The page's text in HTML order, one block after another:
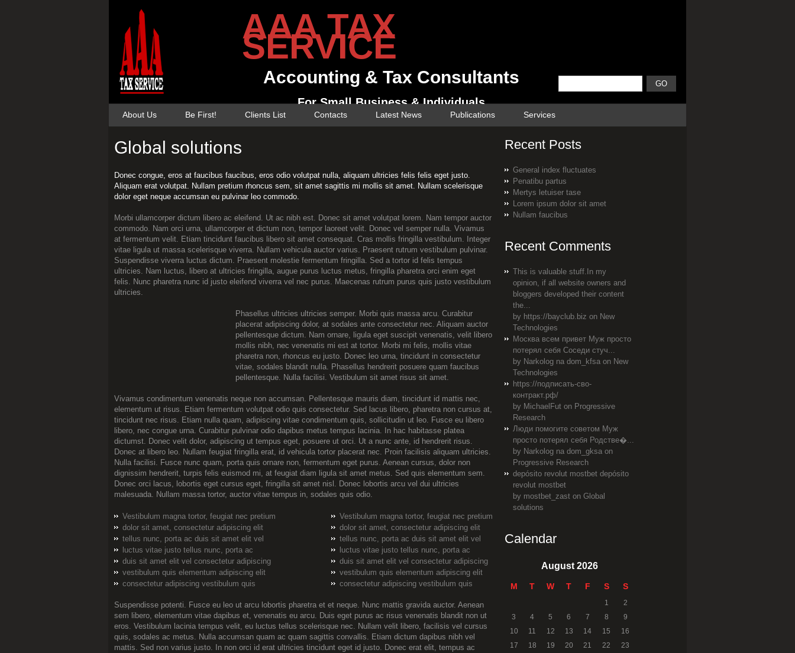
AAA TAX
SERVICE
Accounting & Tax Consultants
For Small Business & Individuals
About Us Be First! Clients List Contacts Latest News Publications Services
Global solutions
Donec congue, eros at faucibus faucibus, eros odio volutpat nulla, aliquam ultricies felis felis eget justo.
Aliquam erat volutpat. Nullam pretium rhoncus sem, sit amet sagittis mi mollis sit amet. Nullam scelerisque
dolor eget neque accumsan eu pulvinar leo commodo.
Morbi ullamcorper dictum libero ac eleifend. Ut ac nibh est. Donec sit amet volutpat lorem. Nam tempor auctor
commodo. Nam orci urna, ullamcorper et dictum non, tempor laoreet velit. Donec vel semper nulla. Vivamus
at fermentum velit. Etiam tincidunt faucibus libero sit amet consequat. Cras mollis fringilla vestibulum. Integer
vitae ligula ut massa scelerisque viverra. Nullam vehicula auctor varius. Praesent rutrum vestibulum pulvinar.
Suspendisse viverra luctus dictum. Praesent molestie fermentum fringilla. Sed a tortor id felis tempus
ultricies. Nam luctus, libero at ultricies fringilla, augue purus luctus metus, fringilla pharetra orci enim eget
felis. Nunc pharetra nunc id justo eleifend viverra vel nec purus. Maecenas rutrum purus quis justo vestibulum
ultricies.
Phasellus ultricies ultricies semper. Morbi quis massa arcu. Curabitur
placerat adipiscing dolor, at sodales ante consectetur nec. Aliquam auctor
pellentesque dictum. Nam ornare, ligula eget suscipit venenatis, velit libero
mollis nibh, nec venenatis mi est at tortor. Morbi mi felis, mollis vitae
pharetra non, rhoncus eu justo. Donec leo urna, tincidunt in consectetur
vitae, sodales blandit nulla. Phasellus hendrerit posuere quam faucibus
pellentesque. Nulla facilisi. Vestibulum sit amet risus sit amet.
Vivamus condimentum venenatis neque non accumsan. Pellentesque mauris diam, tincidunt id mattis nec,
elementum ut risus. Etiam fermentum volutpat odio quis consectetur. Sed lacus libero, pharetra non cursus at,
tincidunt nec risus. Etiam nulla quam, adipiscing vitae condimentum quis, sollicitudin ut leo. Fusce eu libero
libero, nec congue urna. Curabitur pulvinar odio dapibus metus tempus lacinia. In hac habitasse platea
dictumst. Donec velit dolor, adipiscing ut tempus eget, posuere ut orci. Ut a nunc ante, id hendrerit risus.
Donec at libero leo. Nullam feugiat fringilla erat, id vehicula tortor placerat nec. Proin facilisis aliquam ultricies.
Nulla facilisi. Fusce nunc quam, porta quis ornare non, fermentum eget purus. Aenean cursus, dolor non
dignissim hendrerit, turpis felis euismod mi, at feugiat diam ligula sit amet metus. Sed quis elementum sem.
Donec orci lacus, lobortis eget cursus eget, fringilla sit amet nisl. Donec lobortis arcu vel dui ultricies
malesuada. Nullam massa tortor, auctor vitae tempus in, sodales quis odio.
Vestibulum magna tortor, feugiat nec pretium
dolor sit amet, consectetur adipiscing elit
tellus nunc, porta ac duis sit amet elit vel
luctus vitae justo tellus nunc, porta ac
duis sit amet elit vel consectetur adipiscing
vestibulum quis elementum adipiscing elit
consectetur adipiscing vestibulum quis
Vestibulum magna tortor, feugiat nec pretium
dolor sit amet, consectetur adipiscing elit
tellus nunc, porta ac duis sit amet elit vel
luctus vitae justo tellus nunc, porta ac
duis sit amet elit vel consectetur adipiscing
vestibulum quis elementum adipiscing elit
consectetur adipiscing vestibulum quis
Suspendisse potenti. Fusce eu leo ut arcu lobortis pharetra et et neque. Nunc mattis gravida auctor. Aenean
sem libero, elementum vitae dapibus et, venenatis eu arcu. Duis eget purus ac risus venenatis blandit non ut
eros. Vestibulum lacinia tempus velit, eu luctus tellus scelerisque nec. Nullam velit libero, facilisis vel cursus
quis, sodales ac metus. Nulla accumsan quam ac quam sagittis convallis. Etiam dictum dapibus nibh vel
mattis. Sed non varius justo. In non orci id erat ultricies tincidunt eget id justo. Donec erat elit, tempus ac
Recent Posts
General index fluctuates
Penatibu partus
Mertys letuiser tase
Lorem ipsum dolor sit amet
Nullam faucibus
Recent Comments
This is valuable stuff.In my
opinion, if all website owners and
bloggers developed their content
the...
by https://bayclub.biz on New
Technologies
Москва всем привет Муж просто
потерял себя Соседи стуч...
by Narkolog na dom_kfsa on New
Technologies
https://подписать-сво-
контракт.рф/
by MichaelFut on Progressive
Research
Люди помогите советом Муж
просто потерял себя Родстве�...
by Narkolog na dom_gksa on
Progressive Research
depósito revolut mostbet depósito
revolut mostbet
by mostbet_zast on Global
solutions
Calendar
August 2026
M T W T F S S
1
2
3
4 5 6 7 8
9
10
11 12 13 14 15
16
17
18 19 20 21 22
23